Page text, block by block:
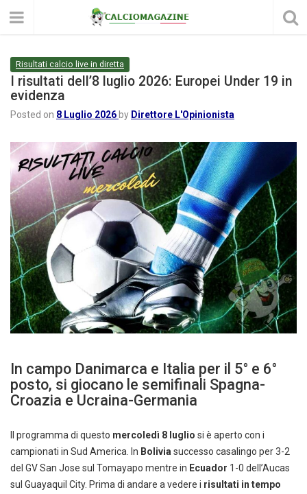
Risultati calcio live in diretta
I risultati dell’8 luglio 2026: Europei Under 19 in
evidenza
Posted on 8 Luglio 2026 by Direttore L'Opinionista
In campo Danimarca e Italia per il 5° e 6°
posto, si giocano le semifinali Spagna-
Croazia e Ucraina-Germania
Il programma di questo mercoledì 8 luglio si è aperto con i
campionati in Sud America. In Bolivia successo casalingo per 3-2
del GV San Jose sul Tomayapo mentre in Ecuador 1-0 dell’Aucas
sul Guayaquil City. Prima di andare a vedere i risultati in tempo